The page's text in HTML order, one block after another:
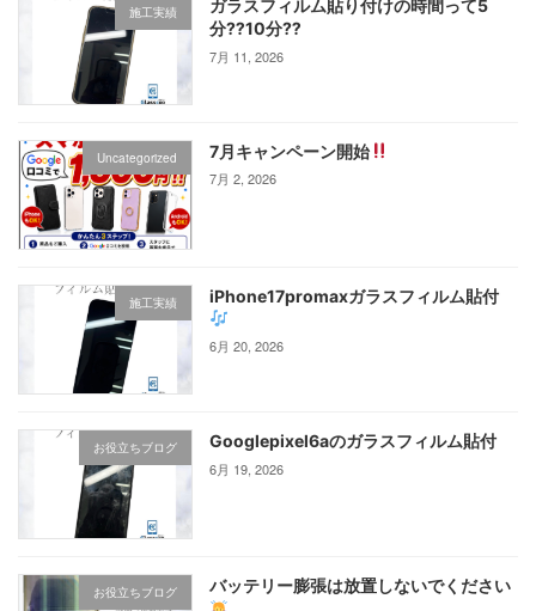
施工実績
ガラスフィルム貼り付けの時間って5
分⁇10分⁇
7月 11, 2026
Uncategorized 7月キャンペーン開始
7月 2, 2026
施工実績 iPhone17promaxガラスフィルム貼付
6月 20, 2026
お役立ちブログ Googlepixel6aのガラスフィルム貼付
6月 19, 2026
お役立ちブログ バッテリー膨張は放置しないでください